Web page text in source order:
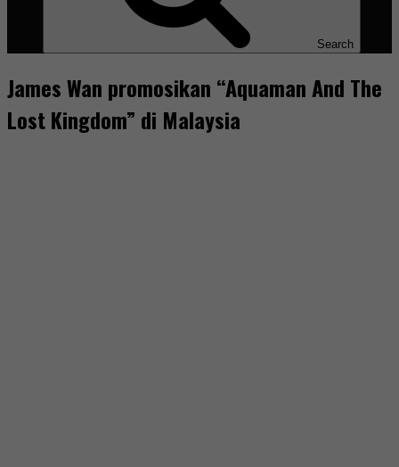
Search
James Wan promosikan “Aquaman And The
Lost Kingdom” di Malaysia